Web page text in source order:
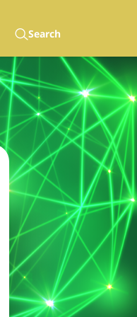
Search